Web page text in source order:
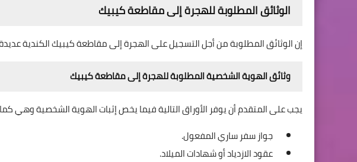
الوثائق المطلوبة للهجرة إلى مقاطعة كيبيك
إن الوثائق المطلوبة من أجل التسجيل على الهجرة إلى مقاطعة كيبيك الكندية
وثائق الهوية الشخصية المطلوبة للهجرة إلى مقاطعة كيبيك
يجب على المتقدم أن يوفر الأوراق التالية فيما يخص إثبات الهوية الشخصية وهي
جواز سفر ساري المفعول.
عقود الازدياد أو شهادات الميلاد.